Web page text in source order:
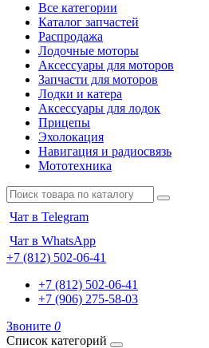
Все категории
Каталог запчастей
Распродажа
Лодочные моторы
Аксессуары для моторов
Запчасти для моторов
Лодки и катера
Аксессуары для лодок
Прицепы
Эхолокация
Навигация и радиосвязь
Мототехника
Чат в Telegram
Чат в WhatsApp
+7 (812) 502-06-41
+7 (812) 502-06-41
+7 (906) 275-58-03
Звоните 0
Список категорий